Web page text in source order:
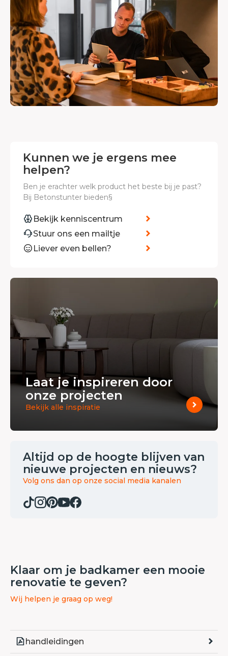
Kunnen we je ergens mee
helpen?
Ben je erachter welk product het beste bij je past?
Bij Betonstunter bieden§
Bekijk kenniscentrum
Stuur ons een mailtje
Liever even bellen?
Laat je inspireren door
onze projecten
Bekijk alle inspiratie
Altijd op de hoogte blijven van
nieuwe projecten en nieuws?
Volg ons dan op onze social media kanalen
Klaar om je badkamer een mooie
renovatie te geven?
Wij helpen je graag op weg!
handleidingen